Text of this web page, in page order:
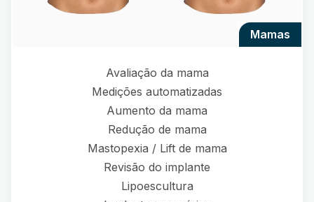
mamas
Avaliação da mama
Medições automatizadas
Aumento da mama
Redução de mama
Mastopexia / Lift de mama
Revisão do implante
Lipoescultura